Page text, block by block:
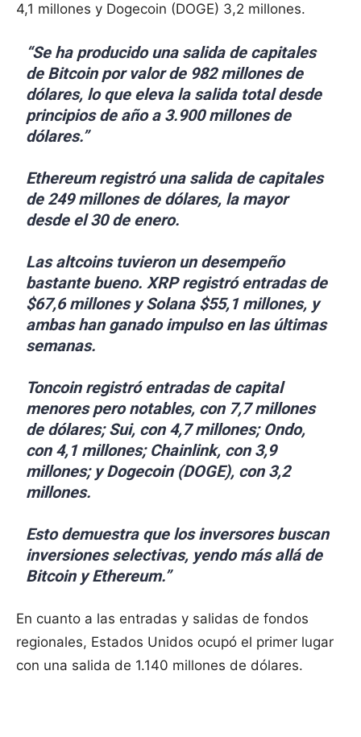
4,1 millones y Dogecoin (DOGE) 3,2 millones.
“Se ha producido una salida de capitales
de Bitcoin por valor de 982 millones de
dólares, lo que eleva la salida total desde
principios de año a 3.900 millones de
dólares.”
Ethereum registró una salida de capitales
de 249 millones de dólares, la mayor
desde el 30 de enero.
Las altcoins tuvieron un desempeño
bastante bueno. XRP registró entradas de
$67,6 millones y Solana $55,1 millones, y
ambas han ganado impulso en las últimas
semanas.
Toncoin registró entradas de capital
menores pero notables, con 7,7 millones
de dólares; Sui, con 4,7 millones; Ondo,
con 4,1 millones; Chainlink, con 3,9
millones; y Dogecoin (DOGE), con 3,2
millones.
Esto demuestra que los inversores buscan
inversiones selectivas, yendo más allá de
Bitcoin y Ethereum.”
En cuanto a las entradas y salidas de fondos
regionales, Estados Unidos ocupó el primer lugar
con una salida de 1.140 millones de dólares.